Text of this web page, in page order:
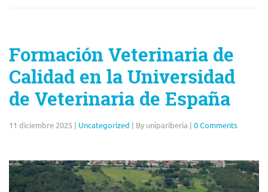
Formación Veterinaria de
Calidad en la Universidad
de Veterinaria de España
11 diciembre 2025 | Uncategorized | By unipariberia | 0 Comments